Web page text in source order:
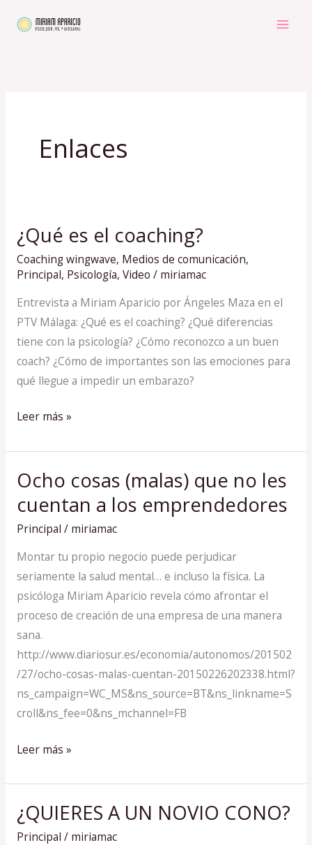
Enlaces
¿Qué es el coaching?
Coaching wingwave, Medios de comunicación,
Principal, Psicología, Video / miriamac
Entrevista a Miriam Aparicio por Ángeles Maza en el
PTV Málaga: ¿Qué es el coaching? ¿Qué diferencias
tiene con la psicología? ¿Cómo reconozco a un buen
coach? ¿Cómo de importantes son las emociones para
qué llegue a impedir un embarazo?
¿Qué
es
el
Leer más »
Ocho cosas (malas) que no les
cuentan a los emprendedores
Principal / miriamac
Montar tu propio negocio puede perjudicar
seriamente la salud mental… e incluso la física. La
psicóloga Miriam Aparicio revela cómo afrontar el
proceso de creación de una empresa de una manera
sana.
http://www.diariosur.es/economia/autonomos/201502
/27/ocho-cosas-malas-cuentan-20150226202338.html?
ns_campaign=WC_MS&ns_source=BT&ns_linkname=S
croll&ns_fee=0&ns_mchannel=FB
Ocho
(malas)
que
no
les
cuentan
a
los
emprendedores
Leer más »
¿QUIERES A UN NOVIO CONO?
Principal / miriamac
¿QUIERES
A